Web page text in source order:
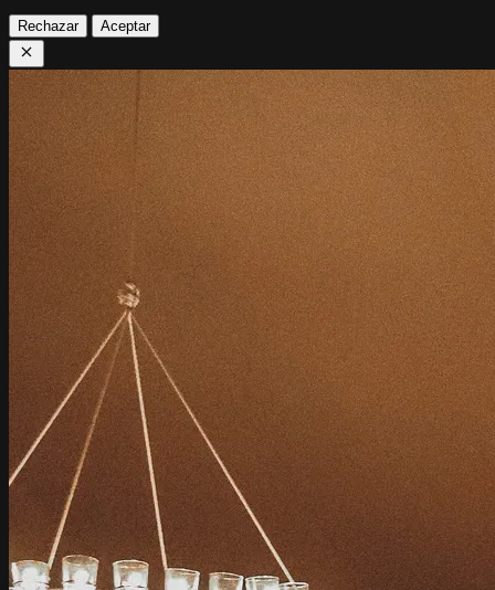
Rechazar Aceptar